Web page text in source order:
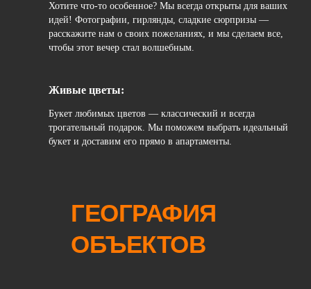
Хотите что-то особенное? Мы всегда открыты для ваших
идей! Фотографии, гирлянды, сладкие сюрпризы —
расскажите нам о своих пожеланиях, и мы сделаем все,
чтобы этот вечер стал волшебным.
Живые цветы:
Букет любимых цветов — классический и всегда
трогательный подарок. Мы поможем выбрать идеальный
букет и доставим его прямо в апартаменты.
ГЕОГРАФИЯ
ОБЪЕКТОВ